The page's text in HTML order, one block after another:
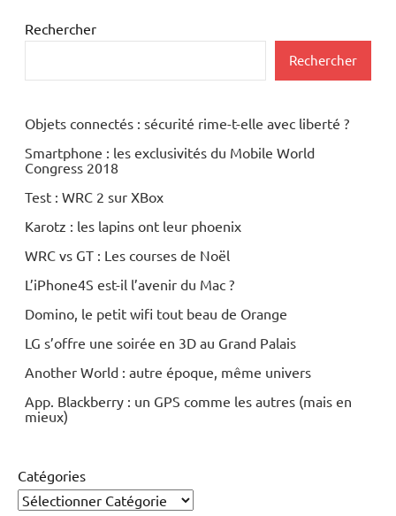
Rechercher
Rechercher
Objets connectés : sécurité rime-t-elle avec liberté ?
Smartphone : les exclusivités du Mobile World
Congress 2018
Test : WRC 2 sur XBox
Karotz : les lapins ont leur phoenix
WRC vs GT : Les courses de Noël
L’iPhone4S est-il l’avenir du Mac ?
Domino, le petit wifi tout beau de Orange
LG s’offre une soirée en 3D au Grand Palais
Another World : autre époque, même univers
App. Blackberry : un GPS comme les autres (mais en
mieux)
Catégories